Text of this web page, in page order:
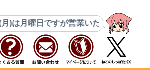
業いたします。8月14日(金)・15日(土